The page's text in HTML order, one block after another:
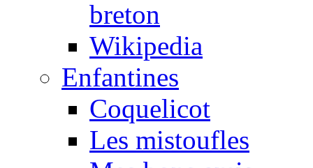
breton
Wikipedia
Enfantines
Coquelicot
Les mistoufles